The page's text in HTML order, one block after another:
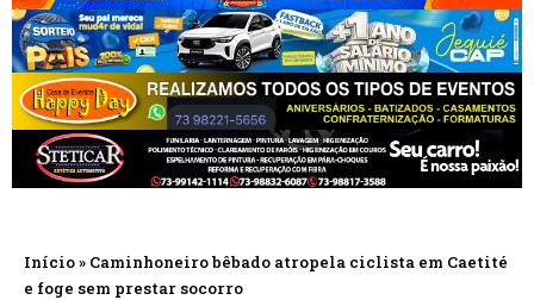
Início» Caminhoneiro bêbado atropela ciclista em Caetité
e foge sem prestar socorro